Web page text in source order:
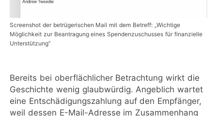
Screenshot der betrügerischen Mail mit dem Betreff: „Wichtige
Möglichkeit zur Beantragung eines Spendenzuschusses für finanzielle
Unterstützung“
Bereits bei oberflächlicher Betrachtung wirkt die
Geschichte wenig glaubwürdig. Angeblich wartet
eine Entschädigungszahlung auf den Empfänger,
weil dessen E-Mail-Adresse im Zusammenhang